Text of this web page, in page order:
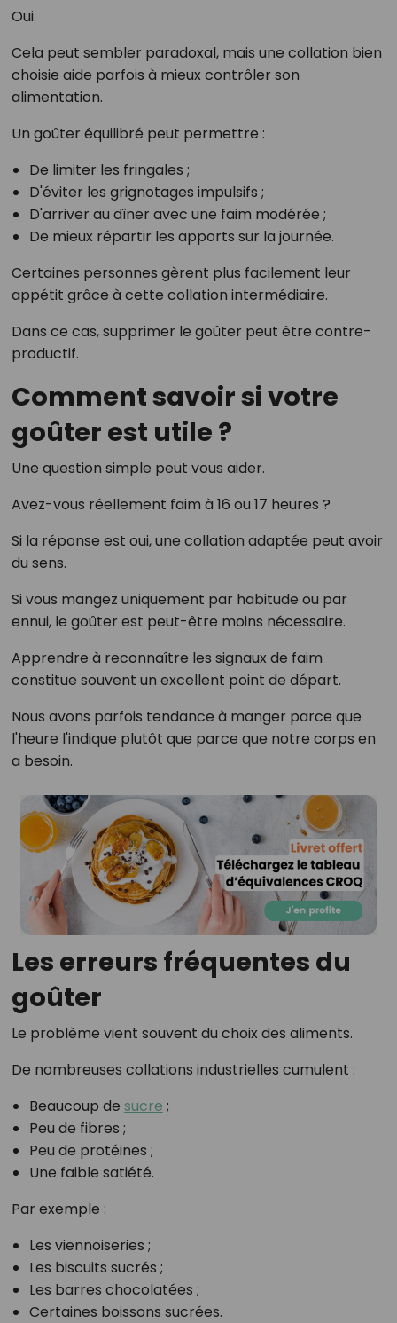
Oui.
Cela peut sembler paradoxal, mais une collation bien
choisie aide parfois à mieux contrôler son
alimentation.
Un goûter équilibré peut permettre :
De limiter les fringales ;
D'éviter les grignotages impulsifs ;
D'arriver au dîner avec une faim modérée ;
De mieux répartir les apports sur la journée.
Certaines personnes gèrent plus facilement leur
appétit grâce à cette collation intermédiaire.
Dans ce cas, supprimer le goûter peut être contre-
productif.
Comment savoir si votre
goûter est utile ?
Une question simple peut vous aider.
Avez-vous réellement faim à 16 ou 17 heures ?
Si la réponse est oui, une collation adaptée peut avoir
du sens.
Si vous mangez uniquement par habitude ou par
ennui, le goûter est peut-être moins nécessaire.
Apprendre à reconnaître les signaux de faim
constitue souvent un excellent point de départ.
Nous avons parfois tendance à manger parce que
l'heure l'indique plutôt que parce que notre corps en
a besoin.
Les erreurs fréquentes du
goûter
Le problème vient souvent du choix des aliments.
De nombreuses collations industrielles cumulent :
Beaucoup de sucre ;
Peu de fibres ;
Peu de protéines ;
Une faible satiété.
Par exemple :
Les viennoiseries ;
Les biscuits sucrés ;
Les barres chocolatées ;
Certaines boissons sucrées.